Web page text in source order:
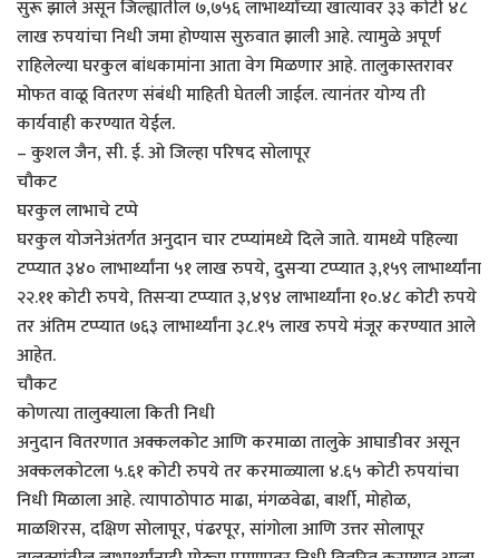
सुरू झाले असून जिल्ह्यातील ७,७५६ लाभार्थ्यांच्या खात्यावर ३३ कोटी ४८
लाख रुपयांचा निधी जमा होण्यास सुरुवात झाली आहे. त्यामुळे अपूर्ण
राहिलेल्या घरकुल बांधकामांना आता वेग मिळणार आहे. तालुकास्तरावर
मोफत वाळू वितरण संबंधी माहिती घेतली जाईल. त्यानंतर योग्य ती
कार्यवाही करण्यात येईल.
– कुशल जैन, सी. ई. ओ जिल्हा परिषद सोलापूर
चौकट
घरकुल लाभाचे टप्पे
घरकुल योजनेअंतर्गत अनुदान चार टप्प्यांमध्ये दिले जाते. यामध्ये पहिल्या
टप्प्यात ३४० लाभार्थ्यांना ५१ लाख रुपये, दुसऱ्या टप्प्यात ३,१५९ लाभार्थ्यांना
२२.११ कोटी रुपये, तिसऱ्या टप्प्यात ३,४९४ लाभार्थ्यांना १०.४८ कोटी रुपये
तर अंतिम टप्प्यात ७६३ लाभार्थ्यांना ३८.१५ लाख रुपये मंजूर करण्यात आले
आहेत.
चौकट
कोणत्या तालुक्याला किती निधी
अनुदान वितरणात अक्कलकोट आणि करमाळा तालुके आघाडीवर असून
अक्कलकोटला ५.६१ कोटी रुपये तर करमाळ्याला ४.६५ कोटी रुपयांचा
निधी मिळाला आहे. त्यापाठोपाठ माढा, मंगळवेढा, बार्शी, मोहोळ,
माळशिरस, दक्षिण सोलापूर, पंढरपूर, सांगोला आणि उत्तर सोलापूर